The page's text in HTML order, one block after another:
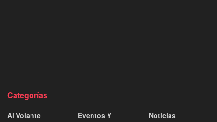
Categorías
Al Volante
Eventos Y
Noticias